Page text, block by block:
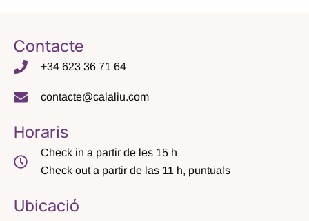
Contacte
+34 623 36 71 64
contacte@calaliu.com
Horaris
Check in a partir de les 15 h
Check out a partir de las 11 h, puntuals
Ubicació